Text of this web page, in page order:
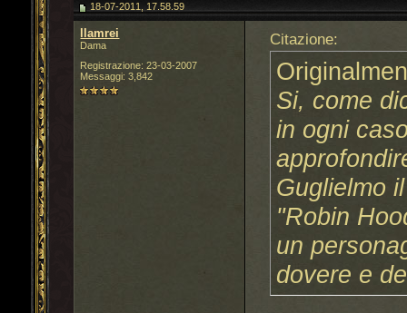
18-07-2011, 17.58.59
llamrei
Dama
Registrazione: 23-03-2007
Messaggi: 3,842
Citazione:
Si, come
in ogni
Guglielmo
"Robin
un
dovere e